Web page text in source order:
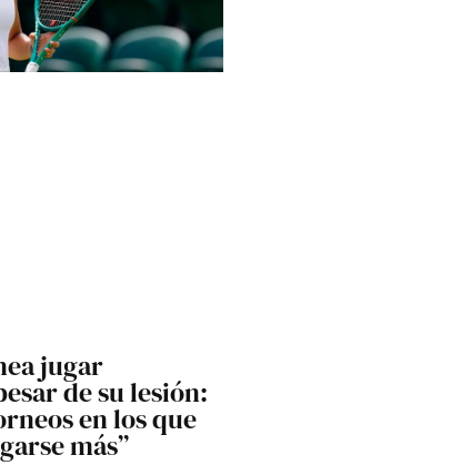
jugar
de su lesión:
en los que
más”